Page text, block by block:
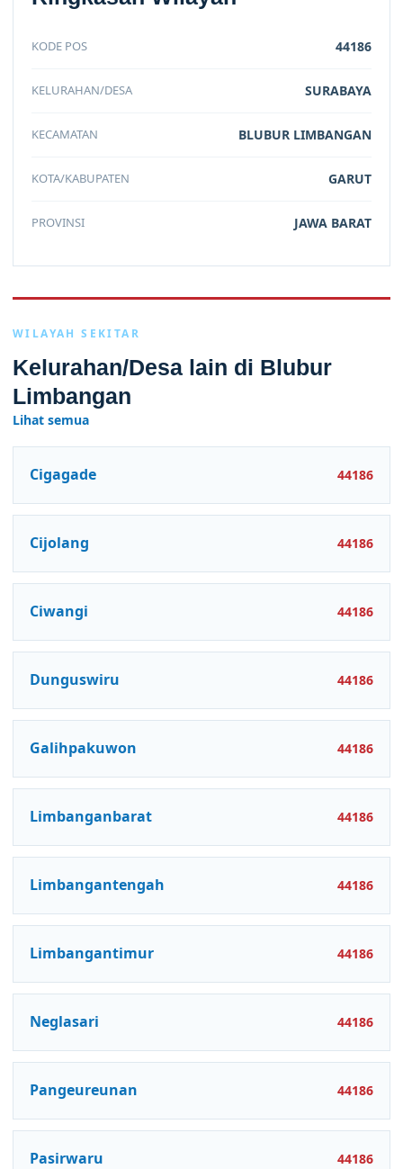
KODE POS 44186
KELURAHAN/DESA SURABAYA
KECAMATAN BLUBUR LIMBANGAN
KOTA/KABUPATEN GARUT
PROVINSI JAWA BARAT
WILAYAH SEKITAR
Kelurahan/Desa lain di Blubur
Limbangan
Lihat semua
Cigagade 44186
Cijolang 44186
Ciwangi 44186
Dunguswiru 44186
Galihpakuwon 44186
Limbanganbarat 44186
Limbangantengah 44186
Limbangantimur 44186
Neglasari 44186
Pangeureunan 44186
Pasirwaru 44186